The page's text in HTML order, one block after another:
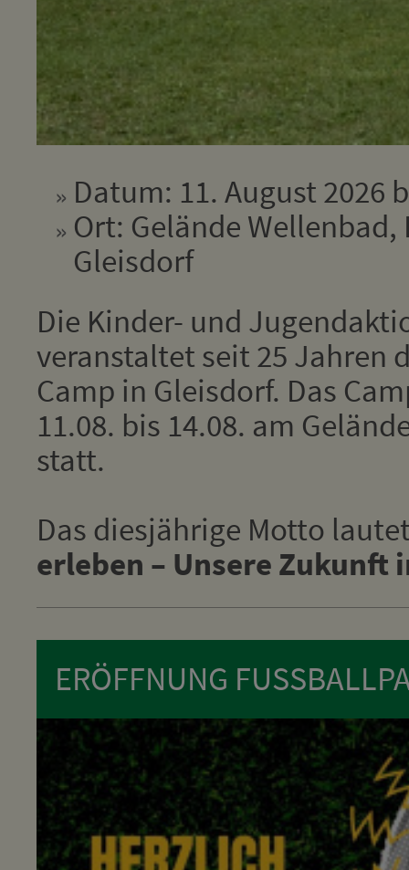
Datum: 11. August 2026
Ort: Gelände Wellenbad,
Gleisdorf
Die Kinder- und
veranstaltet seit 25 Jahren
Camp in Gleisdorf. Das
11.08. bis 14.08. am
statt.
Das diesjährige Motto
erleben – Unsere Zukunft
ERÖFFNUNG